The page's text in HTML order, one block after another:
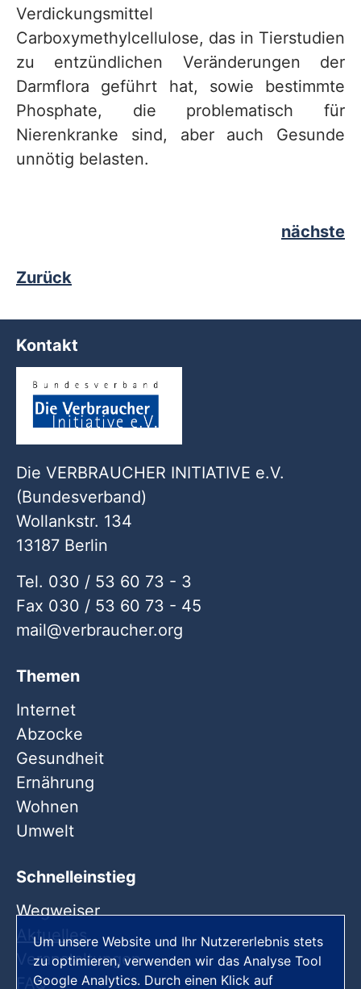
Verdickungsmittel
Carboxymethylcellulose, das in Tierstudien
zu entzündlichen Veränderungen der
Darmflora geführt hat, sowie bestimmte
Phosphate, die problematisch für
Nierenkranke sind, aber auch Gesunde
unnötig belasten.
nächste
Zurück
Kontakt
Die VERBRAUCHER INITIATIVE e.V.
(Bundesverband)
Wollankstr. 134
13187 Berlin
Tel. 030 / 53 60 73 - 3
Fax 030 / 53 60 73 - 45
mail
verbraucher org
Themen
Internet
Abzocke
Gesundheit
Ernährung
Wohnen
Umwelt
Schnelleinstieg
Wegweiser
Aktuelles
Veranstaltungen
FAQ
Um unsere Website und Ihr Nutzererlebnis stets
zu optimieren, verwenden wir das Analyse Tool
Google Analytics. Durch einen Klick auf